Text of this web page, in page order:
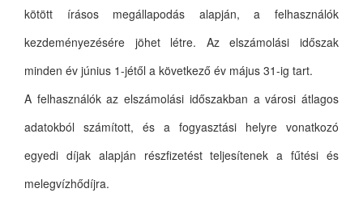
kötött írásos megállapodás alapján, a felhasználók
kezdeményezésére jöhet létre. Az elszámolási időszak
minden év június 1-jétől a következő év május 31-ig tart.
A felhasználók az elszámolási időszakban a városi átlagos
adatokból számított, és a fogyasztási helyre vonatkozó
egyedi díjak alapján részfizetést teljesítenek a fűtési és
melegvízhődíjra.